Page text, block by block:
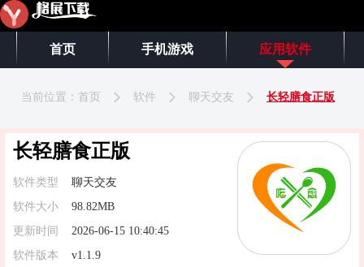
首页 手机游戏 应用软件
当前位置： 首页 软件 聊天交友 长轻膳食正版
长轻膳食正版
软件类型
聊天交友
软件大小
98.82MB
更新时间
2026-06-15 10:40:45
软件版本
v1.1.9